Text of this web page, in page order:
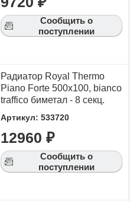
Сообщить о
поступлении
Радиатор Royal Thermo
Piano Forte 500х100, bianco
traffico биметал - 8 секц.
Артикул: 533720
12960 ₽
Сообщить о
поступлении